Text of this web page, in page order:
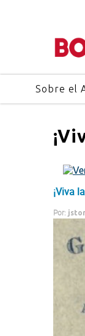
Sobre el
¡Viva
Por: